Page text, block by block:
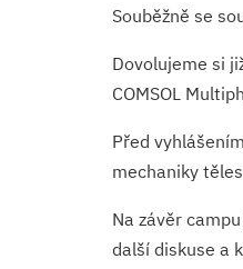
Souběžně se
Dovolujeme si
COMSOL
Před
mechaniky
Na závěr
další diskuse a